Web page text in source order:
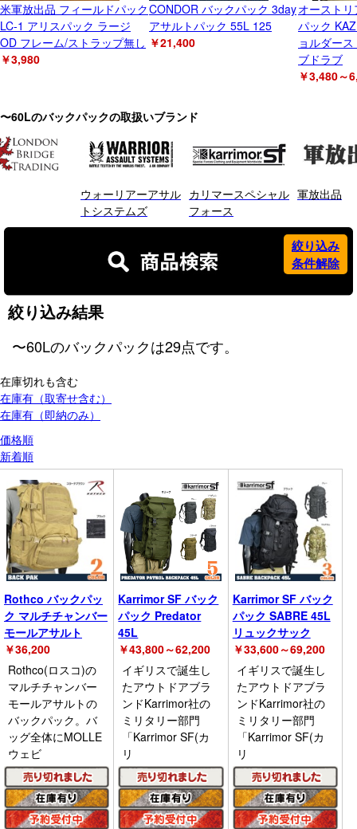
米軍放出品 フィールドパック
LC-1 アリスパック ラージ
OD フレーム/ストラップ無し
￥3,980
CONDOR バックパック 3day
アサルトパック 55L 125
￥21,400
オースト
パック
ョルダー
ブドラブ
￥3,480～
〜60Lのバックパックの取扱いブランド
ウォーリアーアサル
トシステムズ
カリマースペシャル
フォース
軍放出品
絞り込み結果
絞り込み
条件解除
〜60Lのバックパックは29点です。
在庫切れも含む
在庫有（取寄せ含む）
在庫有（即納のみ）
価格順
新着順
Rothco バックパッ
ク マルチチャンバー
モールアサルト
￥36,200
Rothco(ロスコ)の
マルチチャンバー
モールアサルトの
バックパック。バ
ッグ全体にMOLLE
ウェビ
Karrimor SF バック
パック Predator
45L
￥43,800～62,200
イギリスで誕生し
たアウトドアブラ
ンドKarrimor社の
ミリタリー部門
「Karrimor SF(カ
リ
Karrimor SF バック
パック SABRE 45L
リュックサック
￥33,600～69,200
イギリスで誕生し
たアウトドアブラ
ンドKarrimor社の
ミリタリー部門
「Karrimor SF(カ
リ